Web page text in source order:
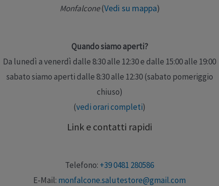
Monfalcone(Vedi su mappa)
Quando siamo aperti?
Da lunedì a venerdì dalle 8:30 alle 12:30 e dalle 15:00 alle 19:00
sabato siamo aperti dalle 8:30 alle 12:30 (sabato pomeriggio
chiuso)
(vedi orari completi)
Link e contatti rapidi
Telefono: +39 0481 280586
E-Mail: monfalcone.salutestore@gmail.com